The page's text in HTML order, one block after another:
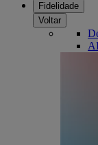
Fidelidade
Voltar